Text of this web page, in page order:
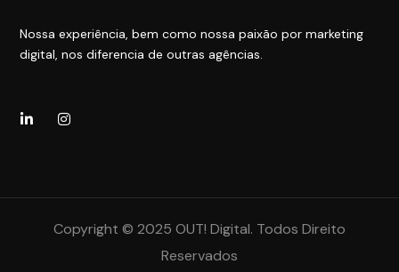
Nossa experiência, bem como nossa paixão por marketing
digital, nos diferencia de outras agências.
Copyright © 2025 OUT! Digital. Todos Direito
Reservados